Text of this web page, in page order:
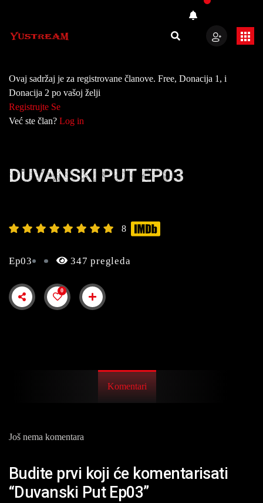
Ovaj sadržaj je za registrovane članove. Free, Donacija 1, i
Donacija 2 po vašoj želji
Registrujte Se
Već ste član? Log in
DUVANSKI PUT EP03
8
Ep03 347 pregleda
0
Komentari
Još nema komentara
Budite prvi koji će komentarisati
“Duvanski Put Ep03”